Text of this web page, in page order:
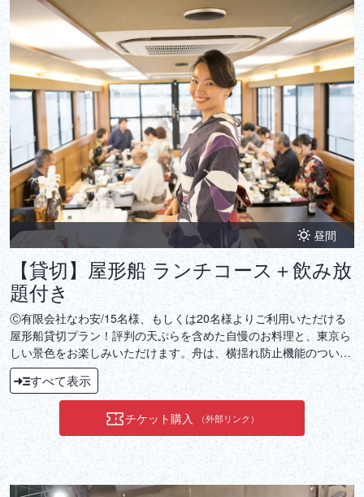
昼間
【貸切】屋形船 ランチコース＋飲み放
題付き
Ⓒ有限会社なわ安/15名様、もしくは20名様よりご利用いただける
屋形船貸切プラン！評判の天ぷらを含めた自慢のお料理と、東京ら
しい景色をお楽しみいただけます。舟は、横揺れ防止機能のついた
「飛鳥」、檜（ひのき）造りで日本情緒あふれる「なわ安丸」の2
種類のどちらかになります。貸切利用なので、懇親会や同窓会、お
祝いの席、パーティーなどのご利用におすすめです。
すべて表示
チケット購入 （外部リンク）